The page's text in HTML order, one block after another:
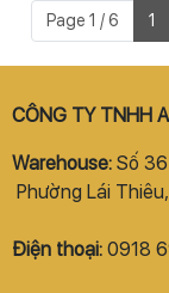
Page 1 / 6 1
CÔNG TY TNHH
Warehouse: Số
Phường Lái
Điện thoại: 0918